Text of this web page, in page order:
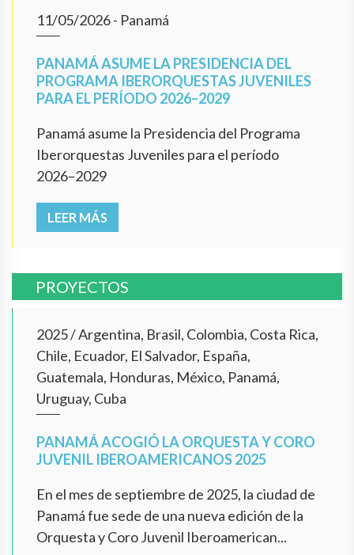
11/05/2026- Panamá
PANAMÁ ASUME LA PRESIDENCIA DEL
PROGRAMA IBERORQUESTAS JUVENILES
PARA EL PERÍODO 2026–2029
Panamá asume la Presidencia del Programa
Iberorquestas Juveniles para el período
2026–2029
LEER MÁS
PROYECTOS
2025/Argentina, Brasil, Colombia, Costa Rica,
Chile, Ecuador, El Salvador, España,
Guatemala, Honduras, México, Panamá,
Uruguay, Cuba
PANAMÁ ACOGIÓ LA ORQUESTA Y CORO
JUVENIL IBEROAMERICANOS 2025
En el mes de septiembre de 2025, la ciudad de
Panamá fue sede de una nueva edición de la
Orquesta y Coro Juvenil Iberoamerican...